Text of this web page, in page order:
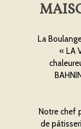
La
« LA
Notre chef
de